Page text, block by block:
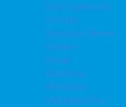
Bola Queimada
Corrida
Dança do Ventre
Futebol
Futsal
Ginástica
Hidrobike
Hidroginástica